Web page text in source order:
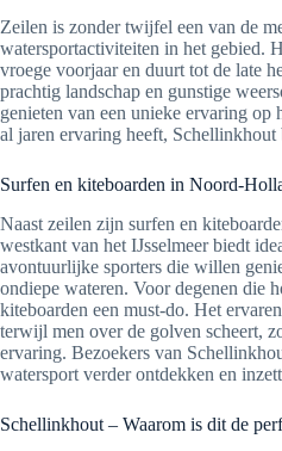
Zeilen is zonder twijfel een van de
watersportactiviteiten in het gebied.
vroege voorjaar en duurt tot de late
prachtig landschap en gunstige
genieten van een unieke ervaring
al jaren ervaring heeft,
Surfen en kiteboarden in Noord-
Naast zeilen zijn surfen en
westkant van het IJsselmeer biedt
avontuurlijke sporters die willen
ondiepe wateren. Voor degenen die
kiteboarden een must-do. Het
terwijl men over de golven scheert,
ervaring. Bezoekers van
watersport verder ontdekken en
Schellinkhout – Waarom is dit de